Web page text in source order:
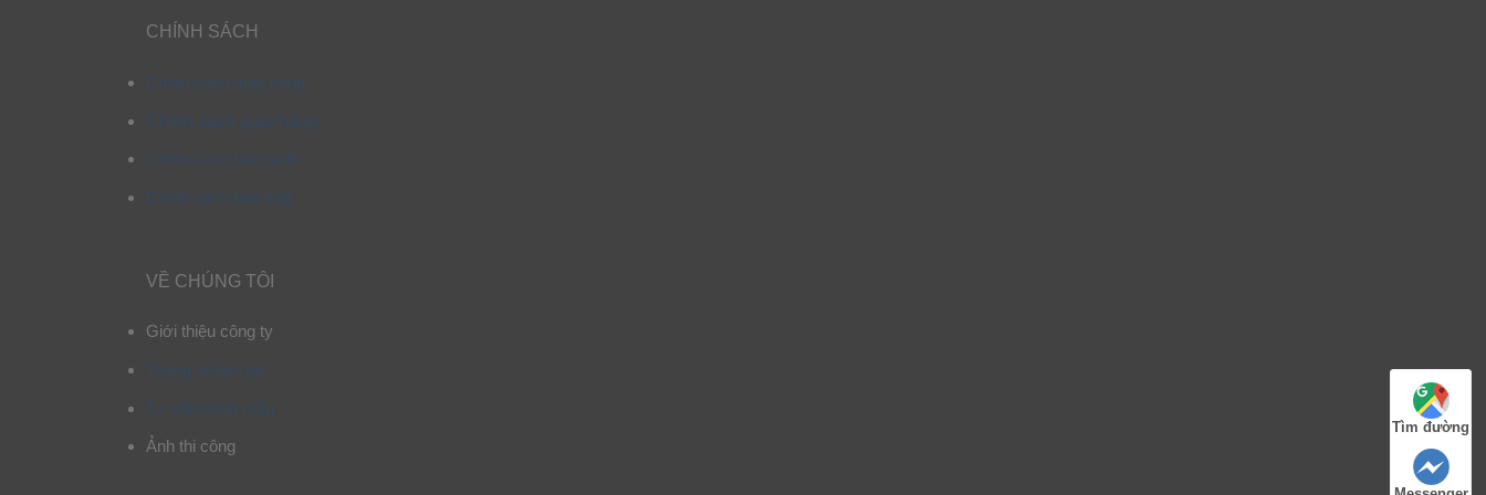
CHÍNH SÁCH
Chính sách mua hàng
Chính sách giao hàng
Chính sách bảo hành
Chính sách bảo mật
VỀ CHÚNG TÔI
Giới thiệu công ty
Thông tin liên hệ
Tư vấn chọn mẫu
Ảnh thi công
Tìm đường